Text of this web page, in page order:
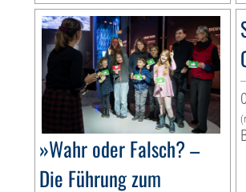
»Wahr oder Falsch? –
Die Führung zum